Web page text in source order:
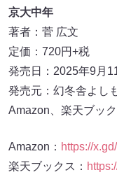
京大中年
著者：菅 広文
定価：720円+税
発売日：2025年9月
発売元：幻冬舎よし
Amazon、楽天ブッ
Amazon： https://
楽天ブックス：